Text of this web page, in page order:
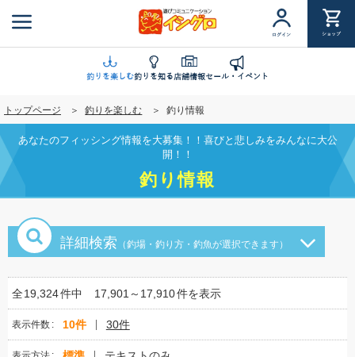
ン
に
移
動
ログイン ショップ
釣りを楽しむ釣りを知る店舗情報セール・イベント
トップページ 釣りを楽しむ 釣り情報
あなたのフィッシング情報を大募集！！喜びと悲しみをみんなに大公
開！！
釣り情報
詳細検索 （釣場・釣り方・釣魚が選択できます）
全19,324件中 17,901～17,910件を表示
表示件数 10件 30件